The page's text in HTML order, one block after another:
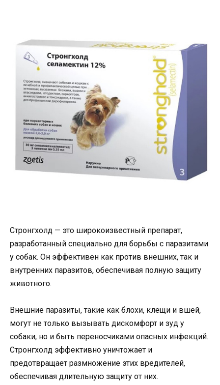
Стронгхолд — это широкоизвестный препарат,
разработанный специально для борьбы с паразитами
у собак. Он эффективен как против внешних, так и
внутренних паразитов, обеспечивая полную защиту
животного.
Внешние паразиты, такие как блохи, клещи и вшей,
могут не только вызывать дискомфорт и зуд у
собаки, но и быть переносчиками опасных инфекций.
Стронгхолд эффективно уничтожает и
предотвращает размножение этих вредителей,
обеспечивая длительную защиту от них.